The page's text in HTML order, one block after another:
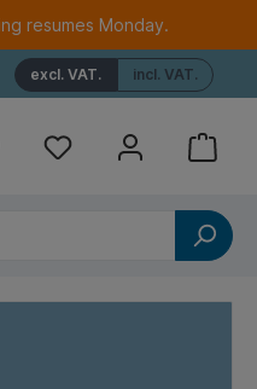
resumes Monday.
incl. VAT.
excl. VAT.
Referenties